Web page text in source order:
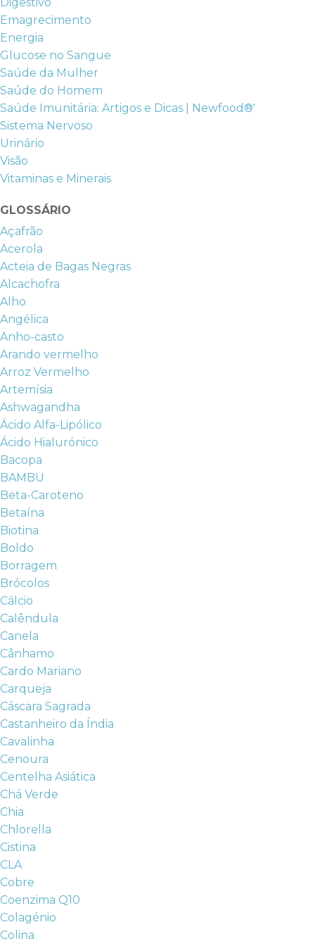
Emagrecimento
Energia
Glucose no Sangue
Saúde da Mulher
Saúde do Homem
Saúde Imunitária: Artigos e Dicas | Newfood®'
Sistema Nervoso
Urinário
Visão
Vitaminas e Minerais
GLOSSÁRIO
Açafrão
Acerola
Acteia de Bagas Negras
Alcachofra
Alho
Angélica
Anho-casto
Arando vermelho
Arroz Vermelho
Artemísia
Ashwagandha
Ácido Alfa-Lipólico
Ácido Hialurónico
Bacopa
BAMBU
Beta-Caroteno
Betaína
Biotina
Boldo
Borragem
Brócolos
Cálcio
Calêndula
Canela
Cânhamo
Cardo Mariano
Carqueja
Cáscara Sagrada
Castanheiro da Índia
Cavalinha
Cenoura
Centelha Asiática
Chá Verde
Chia
Chlorella
Cistina
CLA
Cobre
Coenzima Q10
Colagénio
Colina